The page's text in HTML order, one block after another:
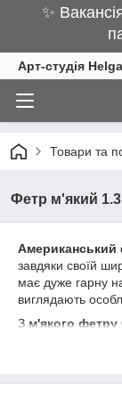
✨
Арт-студія
Товари та
Фетр м'який
Американський
завдяки своїй
має дуже гарну
виглядають
З м'якого
використовують
Мінімальне